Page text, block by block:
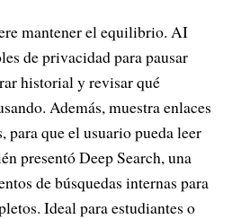
mantener el equilibrio. AI
de privacidad para pausar
historial y revisar qué
Además, muestra enlaces
para que el usuario pueda leer
presentó Deep Search, una
de búsquedas internas para
Ideal para estudiantes o